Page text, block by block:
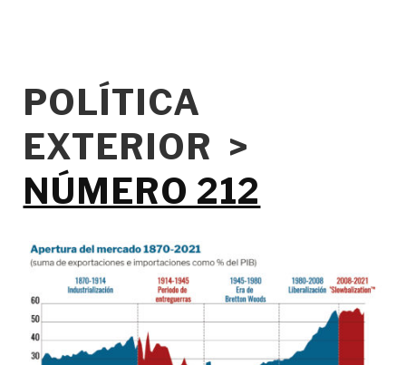
POLÍTICA
EXTERIOR >
NÚMERO 212